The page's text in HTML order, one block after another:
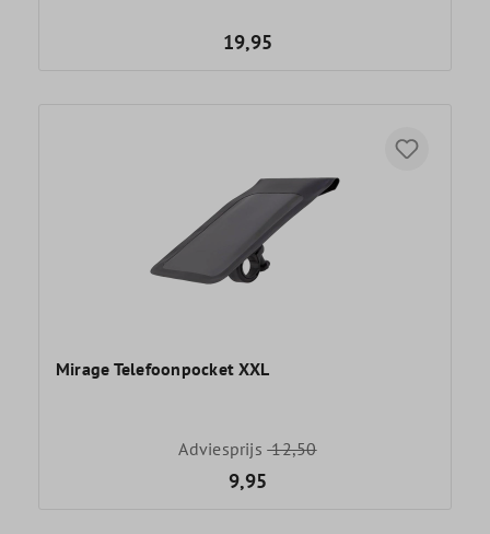
19,95
Mirage Telefoonpocket XXL
Adviesprijs12,50
9,95